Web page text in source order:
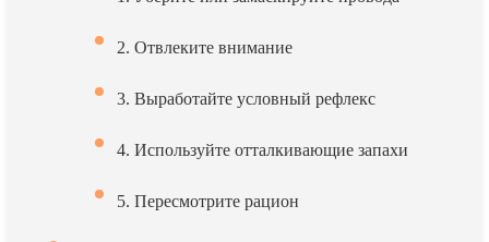
2. Отвлеките внимание
3. Выработайте условный рефлекс
4. Используйте отталкивающие запахи
5. Пересмотрите рацион